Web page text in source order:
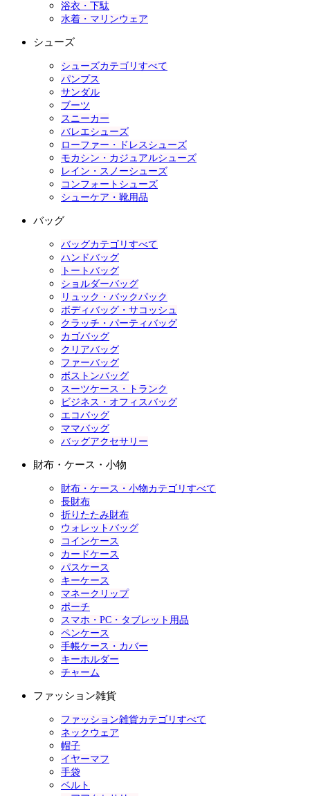
浴衣・下駄
水着・マリンウェア
シューズ
シューズカテゴリすべて
パンプス
サンダル
ブーツ
スニーカー
バレエシューズ
ローファー・ドレスシューズ
モカシン・カジュアルシューズ
レイン・スノーシューズ
コンフォートシューズ
シューケア・靴用品
バッグ
バッグカテゴリすべて
ハンドバッグ
トートバッグ
ショルダーバッグ
リュック・バックパック
ボディバッグ・サコッシュ
クラッチ・パーティバッグ
カゴバッグ
クリアバッグ
ファーバッグ
ボストンバッグ
スーツケース・トランク
ビジネス・オフィスバッグ
エコバッグ
ママバッグ
バッグアクセサリー
財布・ケース・小物
財布・ケース・小物カテゴリすべて
長財布
折りたたみ財布
ウォレットバッグ
コインケース
カードケース
パスケース
キーケース
マネークリップ
ポーチ
スマホ・PC・タブレット用品
ペンケース
手帳ケース・カバー
キーホルダー
チャーム
ファッション雑貨
ファッション雑貨カテゴリすべて
ネックウェア
帽子
イヤーマフ
手袋
ベルト